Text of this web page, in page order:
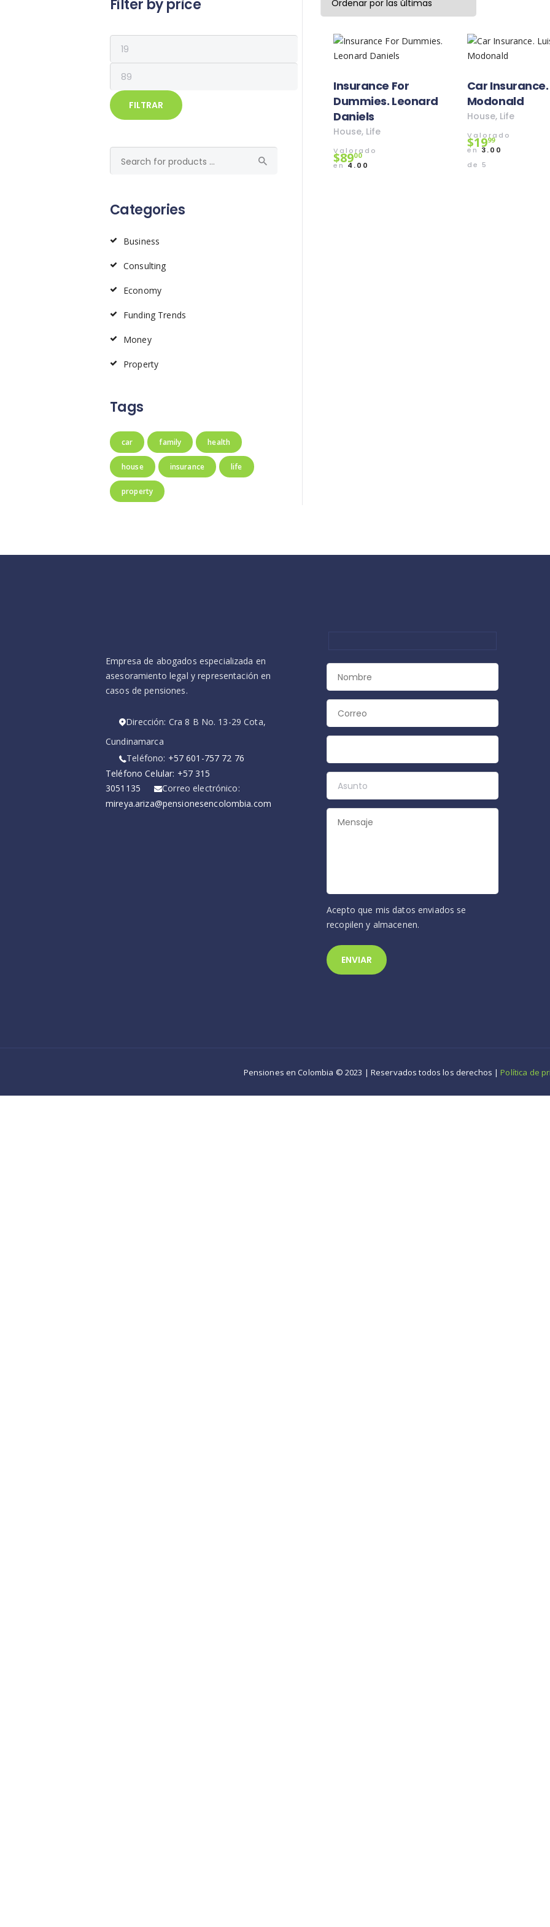
Insurance For
Dummies. Leonard
Daniels
House, Life
Valorado
en 4.00
$8900
Car Insurance.
Modonald
House, Life
Valorado
en 3.00
de 5
$1999
Filter by price
FILTRAR
Categories
Business
Consulting
Economy
Funding Trends
Money
Property
Tags
car family health
house insurance life
property
Empresa de abogados especializada en
asesoramiento legal y representación en
casos de pensiones.
Dirección: Cra 8 B No. 13-29 Cota,
Cundinamarca
Teléfono: +57 601-757 72 76
Teléfono Celular: +57 315
3051135
Correo electrónico:
mireya.ariza@pensionesencolombia.com
Acepto que mis datos enviados se
recopilen y almacenen.
Pensiones en Colombia © 2023 | Reservados todos los derechos | Política de